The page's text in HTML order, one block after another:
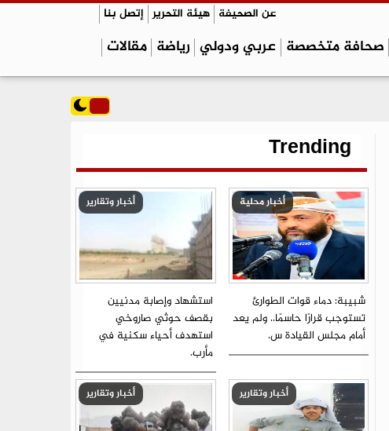
عن الصحيفة هيئة التحرير إتصل بنا
صحافة متخصصة عربي ودولي رياضة مقالات
Trending
أخبار محلية
شبيبة: دماء قوات الطوارئ
تستوجب قرارًا حاسمًا.. ولم يعد
أمام مجلس القيادة س.
أخبار وتقارير
استشهاد وإصابة مدنيين
بقصف حوثي صاروخي
استهدف أحياء سكنية في
مأرب.
أخبار وتقارير أخبار وتقارير